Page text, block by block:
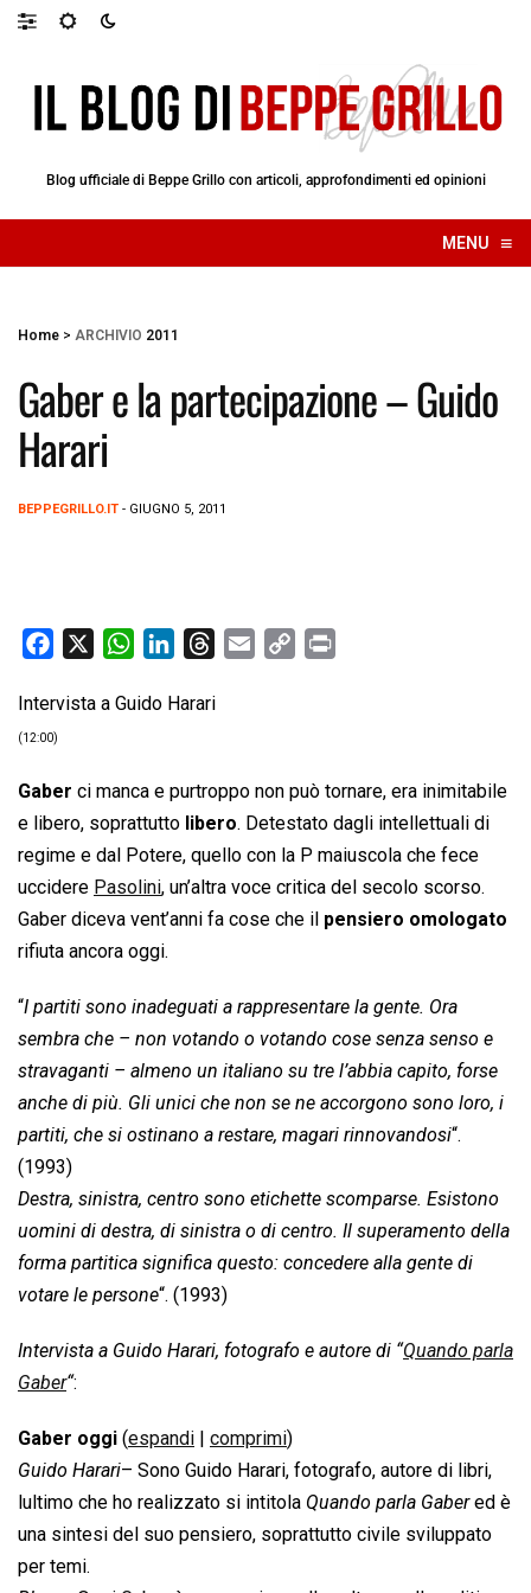
Blog ufficiale di Beppe Grillo con articoli, approfondimenti ed opinioni
MENU ≡
☰
Home > ARCHIVIO 2011
Gaber e la partecipazione – Guido
Harari
BEPPEGRILLO.IT - GIUGNO 5, 2011
c
e
o
o
k
W
a
A
p
p
n
d
I
n
r
d
s
i
n
k
Intervista a Guido Harari
(12:00)
Gaber ci manca e purtroppo non può tornare, era inimitabile
e libero, soprattutto libero. Detestato dagli intellettuali di
regime e dal Potere, quello con la P maiuscola che fece
uccidere Pasolini, un’altra voce critica del secolo scorso.
Gaber diceva vent’anni fa cose che il pensiero omologato
rifiuta ancora oggi.
“I partiti sono inadeguati a rappresentare la gente. Ora
sembra che – non votando o votando cose senza senso e
stravaganti – almeno un italiano su tre l’abbia capito, forse
anche di più. Gli unici che non se ne accorgono sono loro, i
partiti, che si ostinano a restare, magari rinnovandosi“.
(1993)
Destra, sinistra, centro sono etichette scomparse. Esistono
uomini di destra, di sinistra o di centro. Il superamento della
forma partitica significa questo: concedere alla gente di
votare le persone“. (1993)
Intervista a Guido Harari, fotografo e autore di “Quando parla
Gaber“:
Gaber oggi (espandi comprimi)
Guido Harari– Sono Guido Harari, fotografo, autore di libri,
lultimo che ho realizzato si intitola  Quando parla Gaber ed è
una sintesi del suo pensiero, soprattutto civile sviluppato
per temi.